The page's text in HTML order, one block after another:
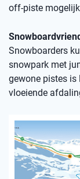
off-piste
Snowboarders
snowpark met
gewone pistes is
vloeiende